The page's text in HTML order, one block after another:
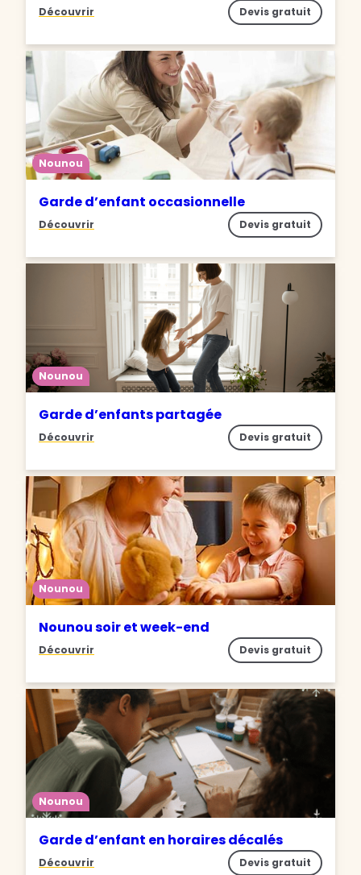
Découvrir Devis gratuit
Nounou
Garde d’enfant occasionnelle
Découvrir Devis gratuit
Nounou
Garde d’enfants partagée
Découvrir Devis gratuit
Nounou
Nounou soir et week-end
Découvrir Devis gratuit
Nounou
Garde d’enfant en horaires décalés
Découvrir Devis gratuit